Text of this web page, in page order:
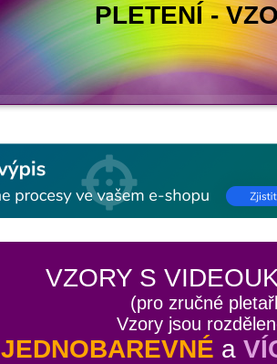
PLETENÍ -
VZORY S
(pro zručné
Vzory jsou
JEDNOBAREVNÉ a